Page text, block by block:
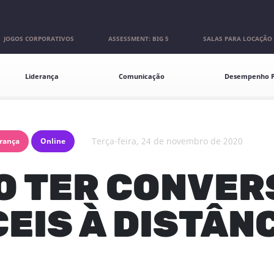
JOGOS CORPORATIVOS ASSESSMENT: BIG 5 SALAS PARA LOCAÇÃO
Liderança Comunicação Desempenho
Online terça-feira, 24 de novembro de 2020
TER
À